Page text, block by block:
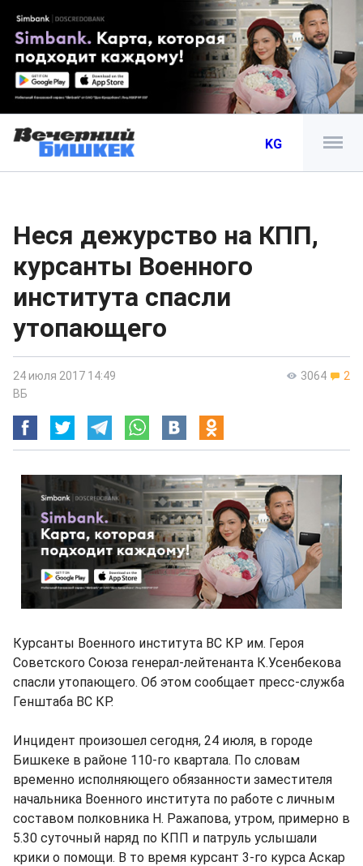
KG
Неся дежурство на КПП,
курсанты Военного
института спасли
утопающего
3064 2
24 июля 2017 14:49
ВБ
Курсанты Военного института ВС КР им. Героя
Советского Союза генерал-лейтенанта К.Усенбекова
спасли утопающего. Об этом сообщает пресс-служба
Генштаба ВС КР.
Инцидент произошел сегодня, 24 июля, в городе
Бишкеке в районе 110-го квартала. По словам
временно исполняющего обязанности заместителя
начальника Военного института по работе с личным
составом полковника Н. Ражапова, утром, примерно в
5.30 суточный наряд по КПП и патруль услышали
крики о помощи. В то время курсант 3-го курса Аскар